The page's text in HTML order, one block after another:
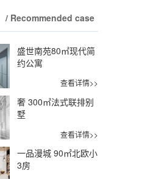
/ Recommended case
盛世南苑80㎡现代简
约公寓
查看详情>>
奢 300㎡法式联排别
墅
查看详情>>
一品漫城 90㎡北欧小
3房